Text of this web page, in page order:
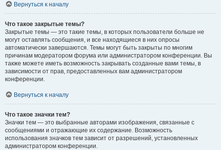
Вернуться к началу
Что такое закрытые темы?
Закрытые темы — это такие темы, в которых пользователи больше не
могут оставлять сообщения, и все находящиеся в них опросы
автоматически завершаются. Темы могут быть закрыты по многим
причинам модератором форума или администратором конференции. Вы
также можете иметь возможность закрывать созданные вами темы, в
зависимости от прав, предоставленных вам администратором
конференции.
Вернуться к началу
Что такое значки тем?
Значки тем — это выбранные авторами изображения, связанные с
сообщениями и отражающие их содержание. Возможность
использования значков тем зависит от разрешений, установленных
администратором конференции.